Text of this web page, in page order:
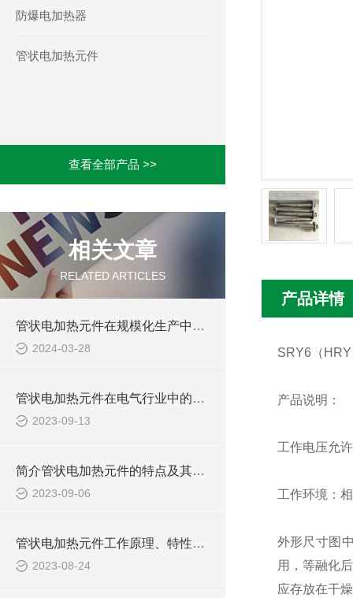
防爆电加热器
管状电加热元件
查看全部产品 >>
相关文章
RELATED ARTICLES
管状电加热元件在规模化生产中的实践
2024-03-28
管状电加热元件在电气行业中的作用
2023-09-13
简介管状电加热元件的特点及其一些注意点
2023-09-06
管状电加热元件工作原理、特性、用途应用范围
2023-08-24
产品详情
SRY6（
产品说明：
工作电压允
工作环境：
外形尺寸图
用，等融化
应存放在干